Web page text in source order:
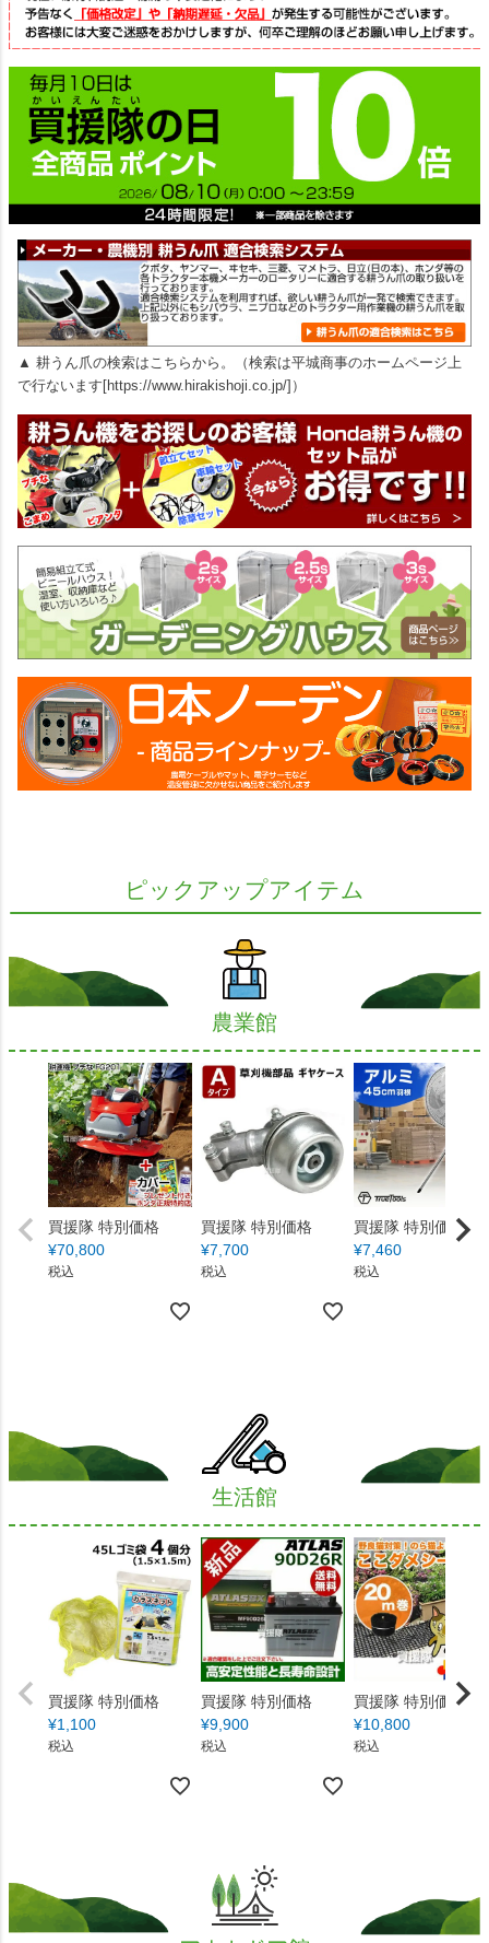
▲ 耕うん爪の検索はこちらから。（検索は平城商事のホームページ上
で行ないます[https://www.hirakishoji.co.jp/]）
ピックアップアイテム
農業館
買援隊 特別価格
¥70,800
税込
買援隊 特別価格
¥7,700
税込
買援隊 特別価格
¥7,460
税込
生活館
買援隊 特別価格
¥1,100
税込
買援隊 特別価格
¥9,900
税込
買援隊 特別価格
¥10,800
税込